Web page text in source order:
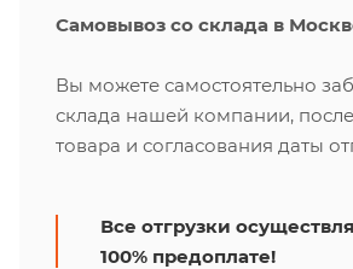
Самовывоз со склада в
Вы можете самостоятельно
склада нашей компании,
товара и согласования даты
Все отгрузки
100% предоплате!